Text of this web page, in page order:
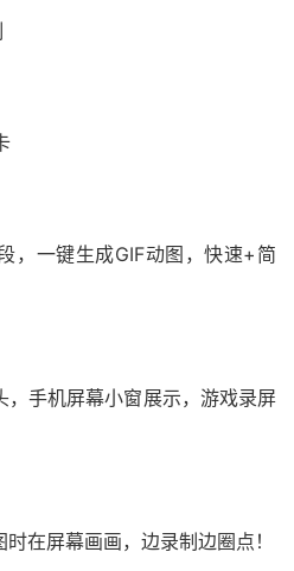
，一键生成GIF动图，快速+简
，手机屏幕小窗展示，游戏录屏
在屏幕画画，边录制边圈点！